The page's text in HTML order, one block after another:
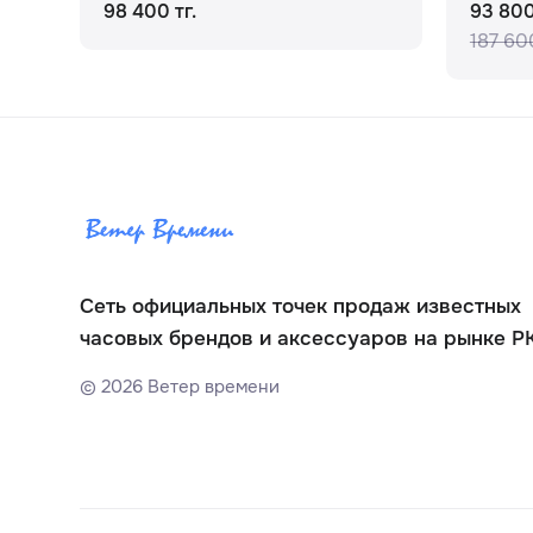
98 400 тг.
93
187
Сеть официальных точек продаж известных
часовых брендов и аксессуаров на рынке
©2026 Ветер времени